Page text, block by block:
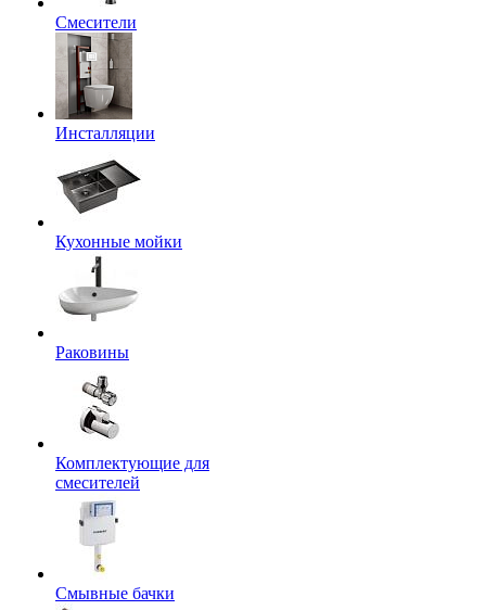
Смесители
Инсталляции
Кухонные мойки
Раковины
Комплектующие для
смесителей
Смывные бачки